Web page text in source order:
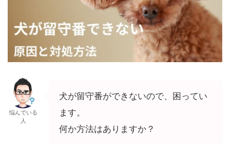
悩んでいる
人
犬が留守番ができないので、困ってい
ます。
何か方法はありますか？